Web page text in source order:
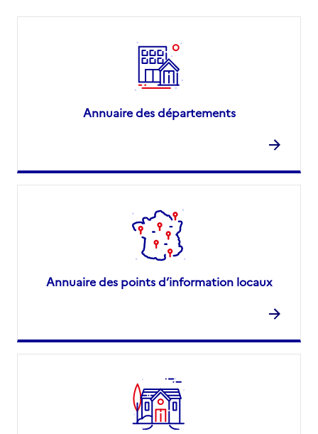
Annuaire des départements
Annuaire des points d’information locaux